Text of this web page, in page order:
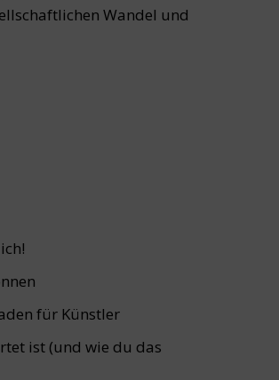
Wandel und
für Künstler
ist (und wie du das